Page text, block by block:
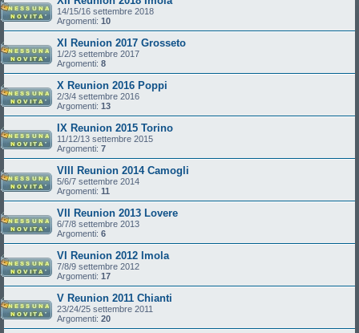
14/15/16 settembre 2018
Argomenti: 10
XI Reunion 2017 Grosseto
1/2/3 settembre 2017
Argomenti: 8
X Reunion 2016 Poppi
2/3/4 settembre 2016
Argomenti: 13
IX Reunion 2015 Torino
11/12/13 settembre 2015
Argomenti: 7
VIII Reunion 2014 Camogli
5/6/7 settembre 2014
Argomenti: 11
VII Reunion 2013 Lovere
6/7/8 settembre 2013
Argomenti: 6
VI Reunion 2012 Imola
7/8/9 settembre 2012
Argomenti: 17
V Reunion 2011 Chianti
23/24/25 settembre 2011
Argomenti: 20